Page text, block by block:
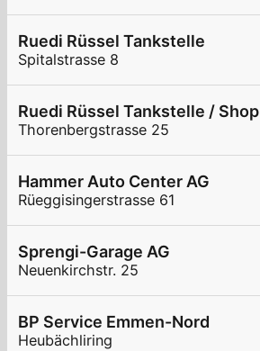
Ruedi Rüssel Tankstelle
Spitalstrasse 8
Ruedi Rüssel Tankstelle / Shop
Thorenbergstrasse 25
Hammer Auto Center AG
Rüeggisingerstrasse 61
Sprengi-Garage AG
Neuenkirchstr. 25
BP Service Emmen-Nord
Heubächliring